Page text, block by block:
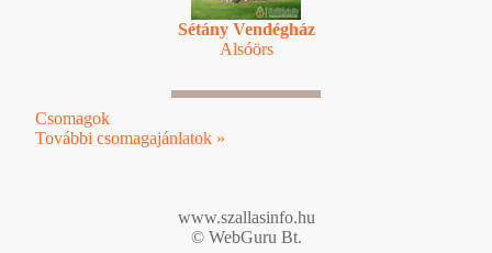
Sétány Vendégház
Alsóörs
Csomagok
További csomagajánlatok »
www.szallasinfo.hu
© WebGuru Bt.